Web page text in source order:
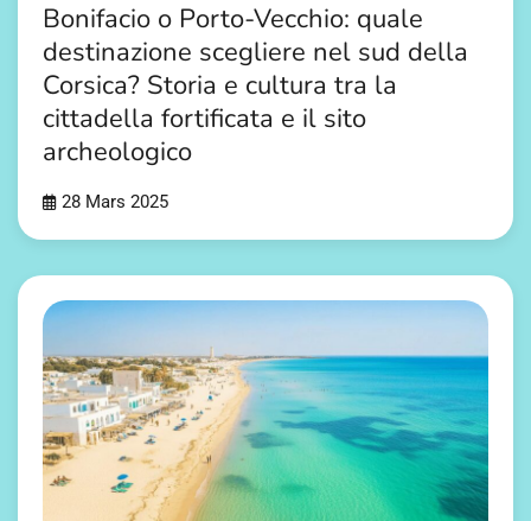
Bonifacio o Porto-Vecchio: quale
destinazione scegliere nel sud della
Corsica? Storia e cultura tra la
cittadella fortificata e il sito
archeologico
28 Mars 2025